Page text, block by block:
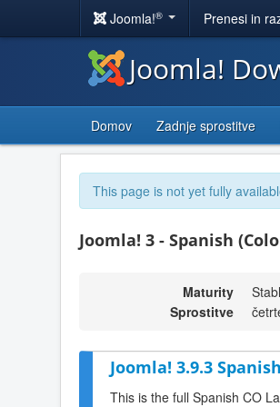
Joomla!® Prenesi in
Joomla!
Domov Zadnje sprostitve
This page is not yet fully
Joomla! 3 - Spanish
Maturity
Sprostitve
Joomla! 3.9.3
This is the full Spanish CO